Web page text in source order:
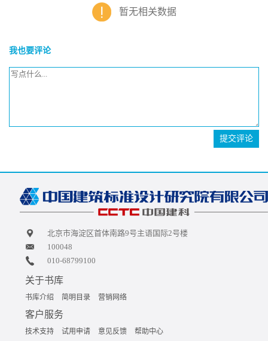
暂无相关数据
我也要评论
提交评论
北京市海淀区首体南路9号主语国际2号楼
100048
010-68799100
关于书库
书库介绍 简明目录 营销网络
客户服务
技术支持 试用申请 意见反馈 帮助中心